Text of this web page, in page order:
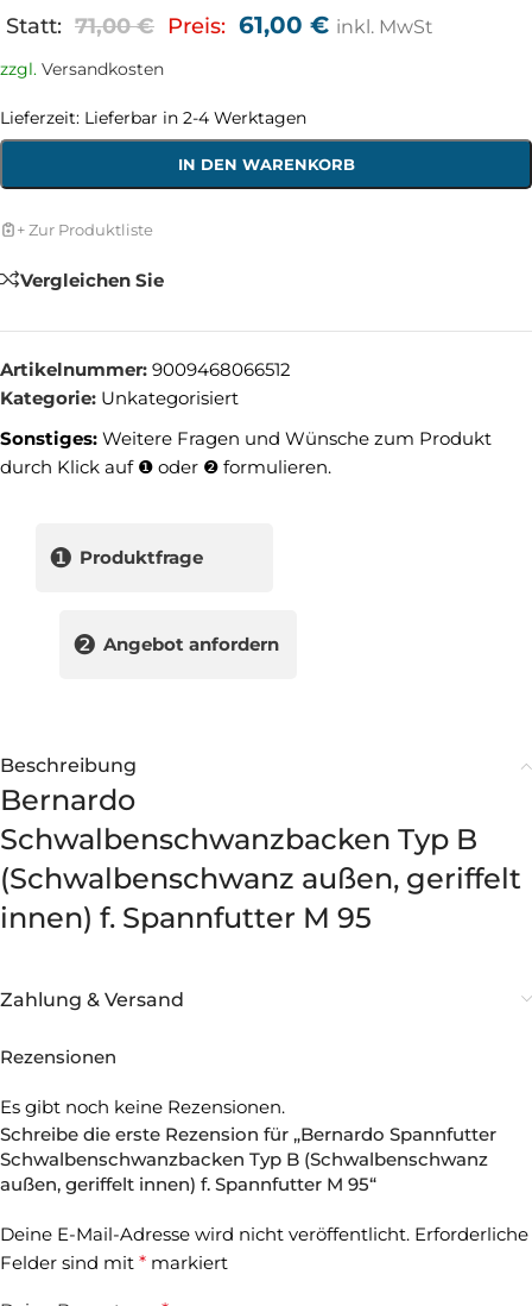
Statt: 71,00€ Preis: 61,00 € inkl. MwSt
zzgl. Versandkosten
Lieferzeit: Lieferbar in 2-4 Werktagen
IN DEN WARENKORB
+ Zur Produktliste
Vergleichen Sie
Artikelnummer: 9009468066512
Kategorie: Unkategorisiert
Sonstiges: Weitere Fragen und Wünsche zum Produkt
durch Klick auf ❶ oder ❷ formulieren.
❶ Produktfrage
❷ Angebot anfordern
Beschreibung
Bernardo
Schwalbenschwanzbacken Typ B
(Schwalbenschwanz außen, geriffelt
innen) f. Spannfutter M 95
Zahlung & Versand
Rezensionen
Es gibt noch keine Rezensionen.
Schreibe die erste Rezension für „Bernardo Spannfutter
Schwalbenschwanzbacken Typ B (Schwalbenschwanz
außen, geriffelt innen) f. Spannfutter M 95“
Deine E-Mail-Adresse wird nicht veröffentlicht. Erforderliche
Felder sind mit * markiert